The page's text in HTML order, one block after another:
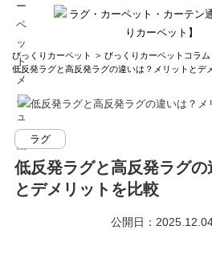
info
びっくりカーペット びっくりカーペットコラム
低反発ラグと高反発ラグの違いは？メリットとデ
ラグ
低反発ラグと高反発ラグの
とデメリットを比較
公開日：